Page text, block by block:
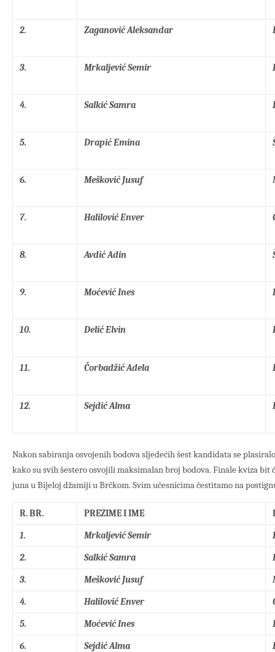
2. Zaganović Aleksandar
3. Mrkaljević Semir
4. Salkić Samra
5. Drapić Emina
6. Mešković Jusuf
7. Halilović Enver
8. Avdić Adin
9. Moćević Ines
10. Delić Elvin
11. Čorbadžić Adela
12. Sejdić Alma
Nakon sabiranja osvojenih bodova sljedećih šest kandidata se
kako su svih šestero osvojili maksimalan broj bodova. Finale kviza bit
juna u Bijeloj džamiji u Brčkom. Svim učesnicima čestitamo na
R. BR. PREZIME I IME
1. Mrkaljević Semir
2. Salkić Samra
3. Mešković Jusuf
4. Halilović Enver
5. Moćević Ines
6. Sejdić Alma